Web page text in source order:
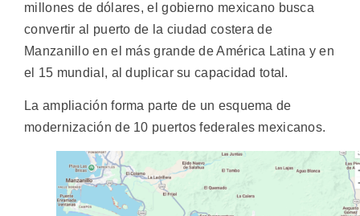
millones de dólares, el gobierno mexicano busca
convertir al puerto de la ciudad costera de
Manzanillo en el más grande de América Latina y en
el 15 mundial, al duplicar su capacidad total.
La ampliación forma parte de un esquema de
modernización de 10 puertos federales mexicanos.